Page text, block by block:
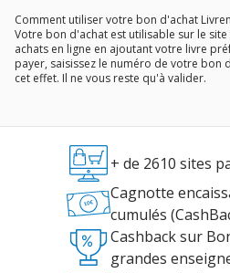
Comment utiliser votre bon d'achat
Votre bon d'achat est utilisable sur le
achats en ligne en ajoutant votre livre
payer, saisissez le numéro de votre bon
cet effet. Il ne vous reste qu'à valider.
+ de 2610 sites
Cagnotte
cumulés
Cashback sur
grandes